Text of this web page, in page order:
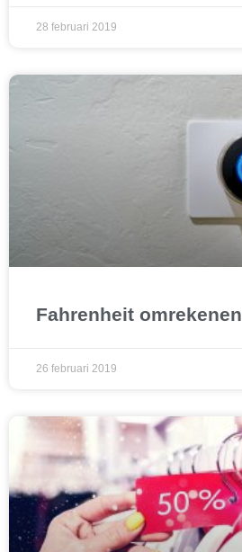
28 februari 2019
Fahrenheit omrekenen
26 februari 2019